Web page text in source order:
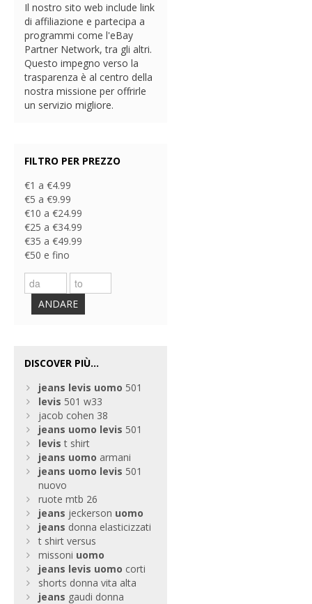
Il nostro sito web include link
di affiliazione e partecipa a
programmi come l'eBay
Partner Network, tra gli altri.
Questo impegno verso la
trasparenza è al centro della
nostra missione per offrirle
un servizio migliore.
FILTRO PER PREZZO
€1 a €4.99
€5 a €9.99
€10 a €24.99
€25 a €34.99
€35 a €49.99
€50 e fino
ANDARE
DISCOVER PIÙ...
jeans levis uomo 501
levis 501 w33
jacob cohen 38
jeans uomo levis 501
levis t shirt
jeans uomo armani
jeans uomo levis 501
nuovo
ruote mtb 26
jeans jeckerson uomo
jeans donna elasticizzati
t shirt versus
missoni uomo
jeans levis uomo corti
shorts donna vita alta
jeans gaudi donna